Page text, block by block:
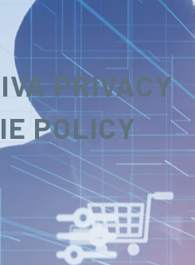
PRIVACY
POLICY